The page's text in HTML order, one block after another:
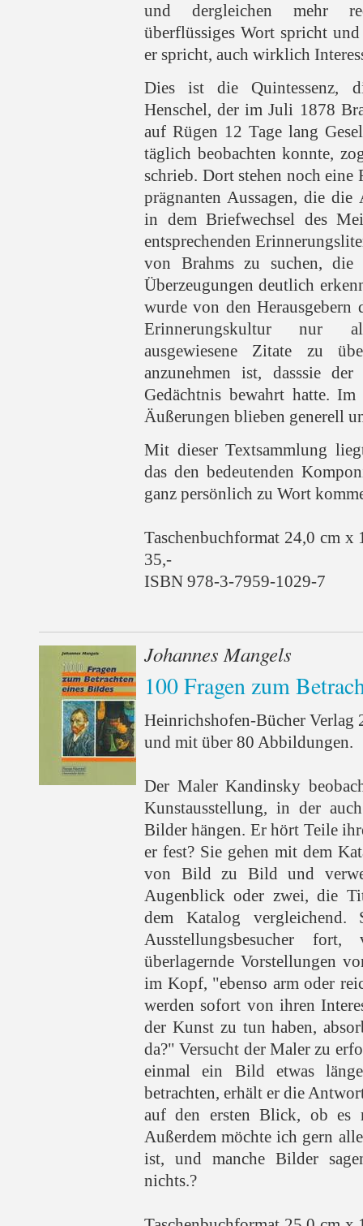
und dergleichen mehr
überflüssiges Wort spricht
er spricht, auch wirklich
Dies ist die Quintessenz,
Henschel, der im Juli 1878
auf Rügen 12 Tage lang
täglich beobachten konnte,
schrieb. Dort stehen noch eine
prägnanten Aussagen, die
in dem Briefwechsel des
entsprechenden
von Brahms zu suchen, die
Überzeugungen deutlich
wurde von den Herausgebern
Erinnerungskultur nur
ausgewiesene Zitate zu
anzunehmen ist, dasssie
Gedächtnis bewahrt hatte.
Äußerungen blieben generell
Mit dieser Textsammlung
das den bedeutenden
ganz persönlich zu Wort
Taschenbuchformat 24,0 cm
35,-
ISBN 978-3-7959-1029-7
Johannes Mangels
100 Fragen zum
Heinrichshofen-Bücher Verlag
und mit über 80 Abbildungen.
Der Maler Kandinsky
Kunstausstellung, in der
Bilder hängen. Er hört Teile
er fest? Sie gehen mit dem
von Bild zu Bild und
Augenblick oder zwei, die
dem Katalog vergleichend.
Ausstellungsbesucher fort,
überlagernde Vorstellungen
im Kopf, "ebenso arm oder
werden sofort von ihren
der Kunst zu tun haben,
da?" Versucht der Maler zu
einmal ein Bild etwas
betrachten, erhält er die
auf den ersten Blick, ob es
Außerdem möchte ich gern
ist, und manche Bilder
nichts.?